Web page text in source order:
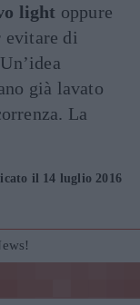
light oppure
evitare di
già lavato
La
il 14 luglio 2016